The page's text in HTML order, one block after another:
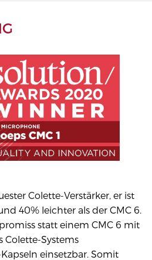
Colette-Verstärker, er ist
40% leichter als der CMC 6.
statt einem CMC 6 mit
Colette-Systems
einsetzbar. Somit